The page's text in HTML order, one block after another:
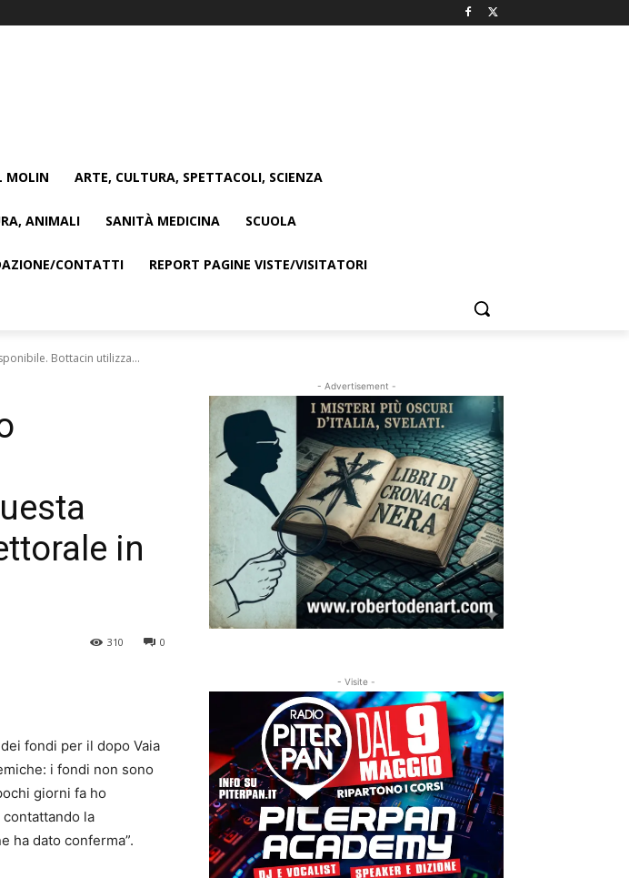
MOLIN ARTE, CULTURA, SPETTACOLI, SCIENZA
ANIMALI SANITÀ MEDICINA SCUOLA
CONTATTI REPORT PAGINE VISTE/VISITATORI
Bottacin utilizza...
in
0
310
fondi per il dopo Vaia
i fondi non sono
giorni fa ho
la
ha dato conferma”.
- Advertisement -
- Visite -